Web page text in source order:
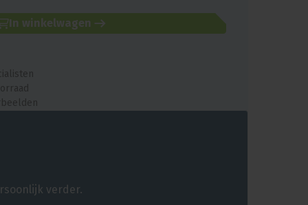
In winkelwagen
verder.